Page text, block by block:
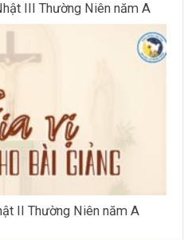
III Thường Niên năm A
II Thường Niên năm A